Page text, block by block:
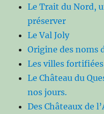
Le Trait du Nord,
préserver
Le Val Joly
Origine des noms
Les villes fortifiées
Le Château du
nos jours.
Des Châteaux de